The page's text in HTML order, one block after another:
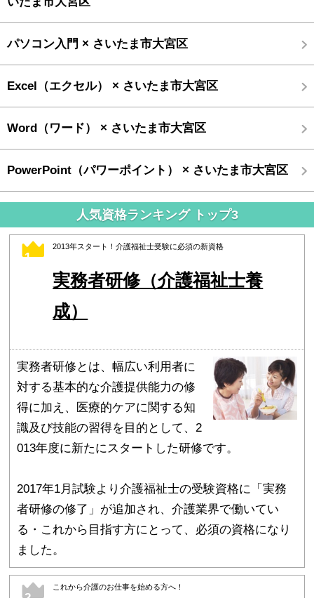
パソコン入門 × さいたま市大宮区
Excel（エクセル） × さいたま市大宮区
Word（ワード） × さいたま市大宮区
PowerPoint（パワーポイント） × さいたま市大宮区
人気資格ランキング トップ3
1
2013年スタート！介護福祉士受験に必須の新資格
実務者研修（介護福祉士養
成）
実務者研修とは、幅広い利用者に
対する基本的な介護提供能力の修
得に加え、医療的ケアに関する知
識及び技能の習得を目的として、2
013年度に新たにスタートした研修です。
2017年1月試験より介護福祉士の受験資格に「実務
者研修の修了」が追加され、介護業界で働いてい
る・これから目指す方にとって、必須の資格になり
ました。
これから介護のお仕事を始める方へ！